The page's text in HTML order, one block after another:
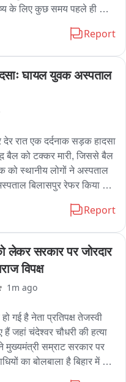
के लिए कुछ समय पहले ही
हुआ था। मृतक की माता ने
उसे मिल गई है और उसने बहनों को
उसकी मौत की दुखद
कि उन्होंने अपनी जमीन बेचकर
भेजा था। वहां जाकर उसने
उसकी बहनों की शादी
तक बेटे का फोन नहीं आया तो
उसका फोन बंद मिला। इसके
पुलिस को सूचना दी गई। पुलिस
किया, जिस पर गोलियों
मांग की है कि मृतक युवक का शव
Report
घायल युवक अस्पताल
रात एक दर्दनाक सड़क हादसा
बैल को टक्कर मारी, जिससे बैल
को स्थानीय लोगों ने अस्पताल
बिलासपुर रेफर किया
रिकॉर्डिंग सामने आई है;
और चालकों की पहचान में
के आरोप में दोनों चालकों के
Report
लेकर सरकार पर जोरदार
विपक्ष
1m ago
गई है नेता प्रतिपक्ष तेजस्वी
हैं जहां चंदेश्वर चौधरी की हत्या
मुख्यमंत्री सम्राट सरकार पर
का बोलबाला है बिहार में